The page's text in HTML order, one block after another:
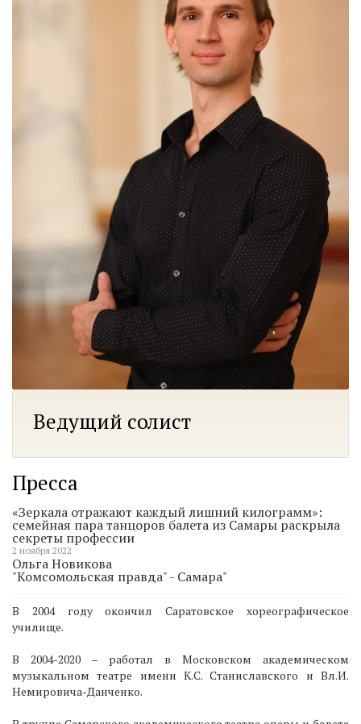
Ведущий солист
Пресса
«Зеркала отражают каждый лишний килограмм»:
семейная пара танцоров балета из Самары раскрыла
секреты профессии
2 ноября 2022
Ольга Новикова
"Комсомольская правда" - Самара"
В 2004 году окончил Саратовское хореографическое
училище.
В 2004-2020 – работал в Московском академическом
музыкальном театре имени К.С. Станиславского и Вл.И.
Немировича-Данченко.